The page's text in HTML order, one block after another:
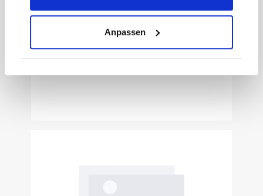
Anpassen
Produktnummer:02463000